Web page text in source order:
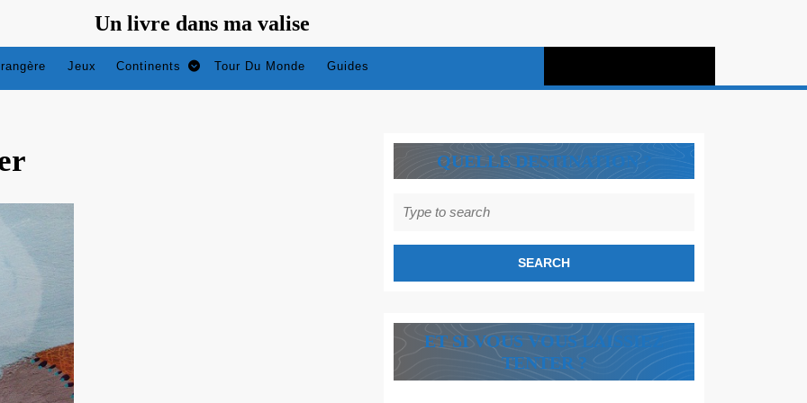
Un livre dans ma valise
Jeux Continents Tour Du Monde Guides
QUELLE DESTINATION ?
for:
ET SI VOUS VOUS LAISSIEZ
TENTER ?